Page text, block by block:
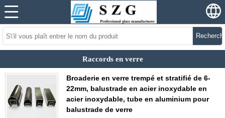
Raccords en verre
Broaderie en verre trempé et stratifié de 6-
22mm, balustrade en acier inoxydable en
acier inoxydable, tube en aluminium pour
balustrade de verre